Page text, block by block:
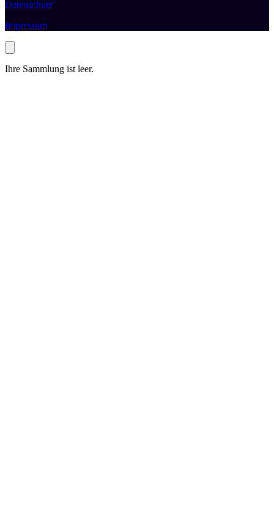
Datenschutz
Impressum
Ihre Sammlung ist leer.